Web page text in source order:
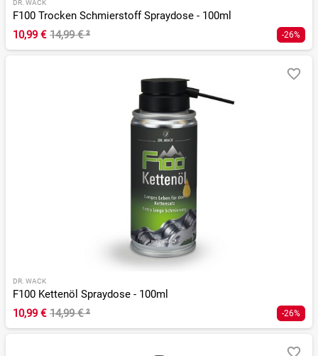
DR. WACK
F100 Trocken Schmierstoff Spraydose - 100ml
10,99 € 14,99 €² -26%
DR. WACK
F100 Kettenöl Spraydose - 100ml
10,99 € 14,99 €² -26%